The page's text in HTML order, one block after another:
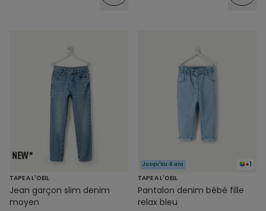
TAPE A L'OEIL
Jean garçon slim denim
moyen
+1
Jusqu'au 4 ans
TAPE A L'OEIL
Pantalon denim bébé fille
relax bleu